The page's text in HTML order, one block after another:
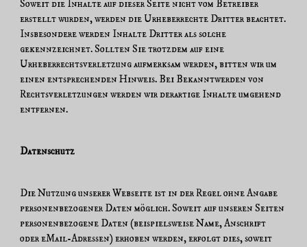
Soweit die Inhalte auf dieser Seite nicht vom Betreiber
erstellt wurden, werden die Urheberrechte Dritter beachtet.
Insbesondere werden Inhalte Dritter als solche
gekennzeichnet. Sollten Sie trotzdem auf eine
Urheberrechtsverletzung aufmerksam werden, bitten wir um
einen entsprechenden Hinweis. Bei Bekanntwerden von
Rechtsverletzungen werden wir derartige Inhalte umgehend
entfernen.
Datenschutz
Die Nutzung unserer Webseite ist in der Regel ohne Angabe
personenbezogener Daten möglich. Soweit auf unseren Seiten
personenbezogene Daten (beispielsweise Name, Anschrift
oder eMail-Adressen) erhoben werden, erfolgt dies, soweit